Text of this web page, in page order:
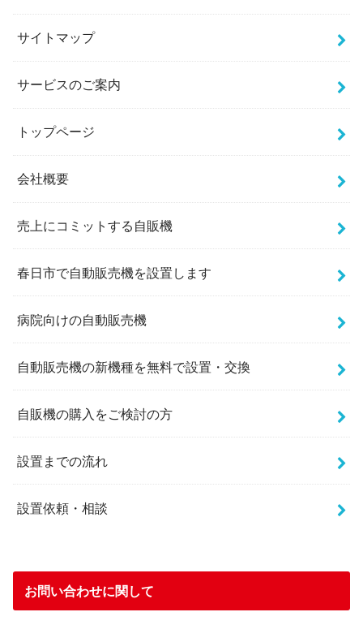
サイトマップ
サービスのご案内
トップページ
会社概要
売上にコミットする自販機
春日市で自動販売機を設置します
病院向けの自動販売機
自動販売機の新機種を無料で設置・交換
自販機の購入をご検討の方
設置までの流れ
設置依頼・相談
お問い合わせに関して